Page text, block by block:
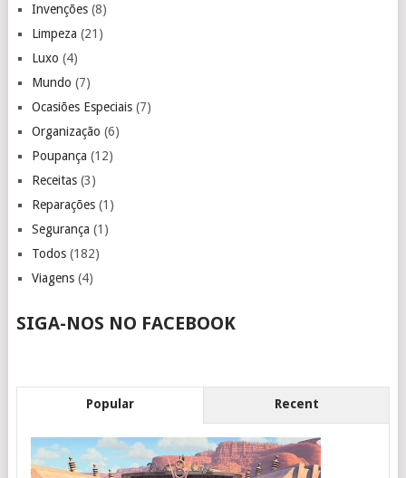
Invenções(8)
Limpeza (21)
Luxo (4)
Mundo (7)
Ocasiões Especiais(7)
Organização (6)
Poupança (12)
Receitas(3)
Reparações(1)
Segurança (1)
Todos(182)
Viagens(4)
SIGA-NOS NO FACEBOOK
Popular Recent